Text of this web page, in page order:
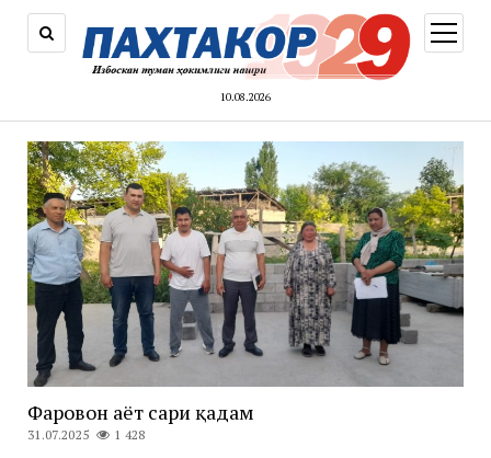
10.08.2026
меню
Фаровон ҳаёт сари қадам
31.07.2025 1 428